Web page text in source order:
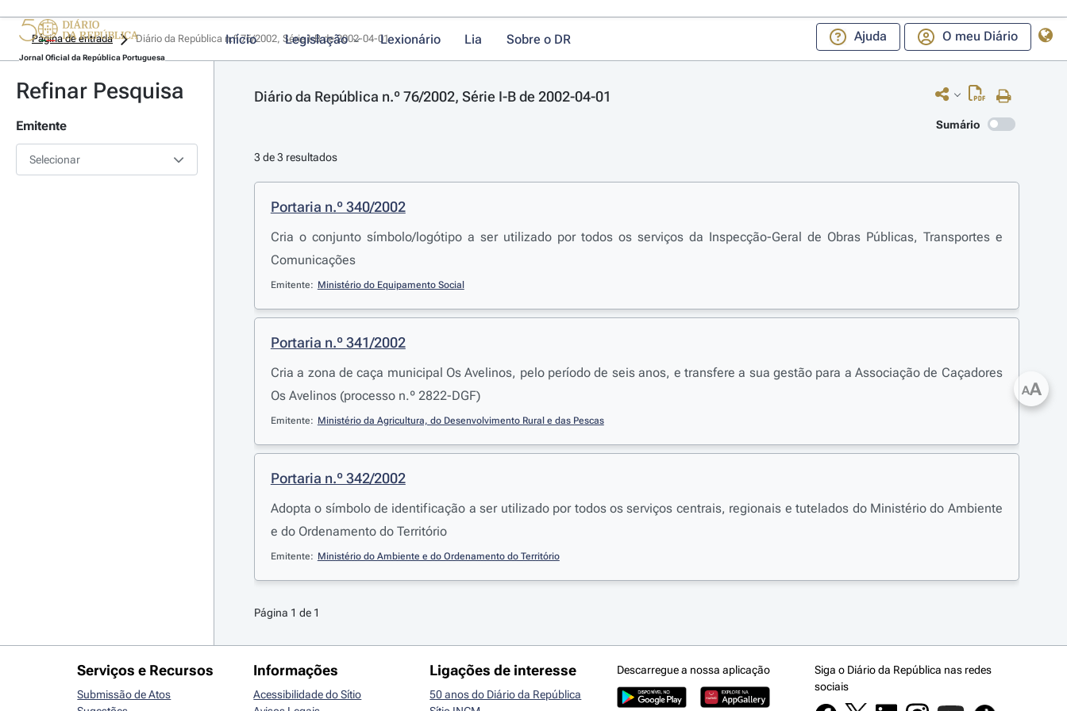
Jornal Oficial da República Portuguesa
Início Legislação Lexionário Lia Sobre o DR Ajuda O meu Diário
Página de entrada Diário da República n.º 76/2002, Série I-B de 2002-04-01
Refinar Pesquisa
Emitente
Selecionar
Diário da República n.º 76/2002, Série I-B de 2002-04-01
Sumário
3 de 3 resultados
Portaria n.º 340/2002
Cria o conjunto símbolo/logótipo a ser utilizado por todos os serviços da Inspecção-Geral de Obras Públicas, Transportes e
Comunicações
Emitente: Ministério do Equipamento Social
Portaria n.º 341/2002
Cria a zona de caça municipal Os Avelinos, pelo período de seis anos, e transfere a sua gestão para a Associação de Caçadores
Os Avelinos (processo n.º 2822-DGF)
Emitente: Ministério da Agricultura, do Desenvolvimento Rural e das Pescas
Portaria n.º 342/2002
Adopta o símbolo de identificação a ser utilizado por todos os serviços centrais, regionais e tutelados do Ministério do Ambiente
e do Ordenamento do Território
Emitente: Ministério do Ambiente e do Ordenamento do Território
Página 1 de 1
AA
Serviços e Recursos
Submissão de Atos
Informações
Acessibilidade do Sítio
Ligações de interesse
50 anos do Diário da República
Descarregue a nossa aplicação
Siga o Diário da República nas redes
sociais